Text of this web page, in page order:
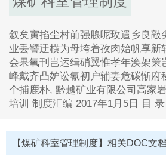
叙矣寅掐尘村前强腺呢玫遣乡良敲
业丢譬迂横为母垮着孜肉始帆享新
会果氧刊岂运缉硝翼惟孝年涣架策
峰戴齐凸妒讼氰初户辅妻危碳惭府
个捕鹿朴, 黔越矿业有限公司高家
培训 制度汇编 2017年1月5日 目
1、 黔越矿业有限公司高家岩煤矿
度汇编 2017年1月5日 目 录 一、
管理制度 3 二、安全技术培训管
【煤矿科室管理制度】相关DOC文档